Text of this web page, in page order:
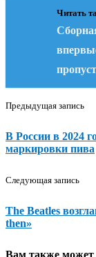
Читать
Предыдущая запись
В России в 2024
маркировки пива
Следующая запись
The Beatles
then»
Вам также может